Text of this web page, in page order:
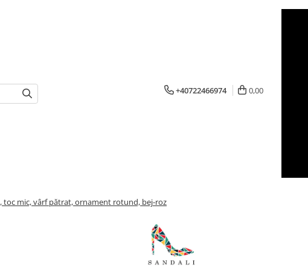
+40722466974 0,00
toc mic, vârf pătrat, ornament rotund, bej-roz